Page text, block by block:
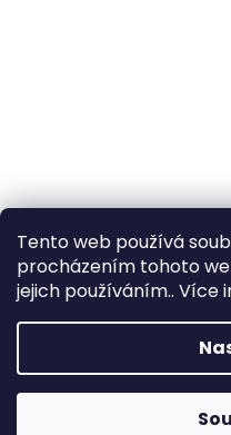
Tento web používá
procházením tohoto
jejich používáním.. Více